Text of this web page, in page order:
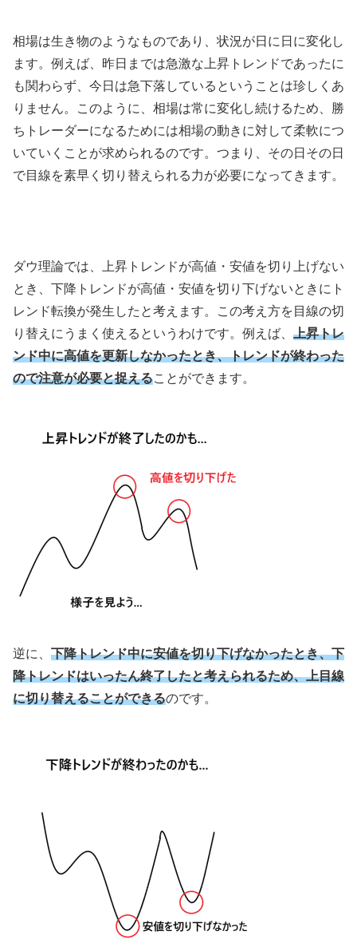
相場は生き物のようなものであり、状況が日に日に変化し
ます。例えば、昨日までは急激な上昇トレンドであったに
も関わらず、今日は急下落しているということは珍しくあ
りません。このように、相場は常に変化し続けるため、勝
ちトレーダーになるためには相場の動きに対して柔軟につ
いていくことが求められるのです。つまり、その日その日
で目線を素早く切り替えられる力が必要になってきます。
ダウ理論では、上昇トレンドが高値・安値を切り上げない
とき、下降トレンドが高値・安値を切り下げないときにト
レンド転換が発生したと考えます。この考え方を目線の切
り替えにうまく使えるというわけです。例えば、 上昇トレ
ンド中に高値を更新しなかったとき、トレンドが終わった
ので注意が必要と捉えることができます。
逆に、 下降トレンド中に安値を切り下げなかったとき、下
降トレンドはいったん終了したと考えられるため、上目線
に切り替えることができるのです。